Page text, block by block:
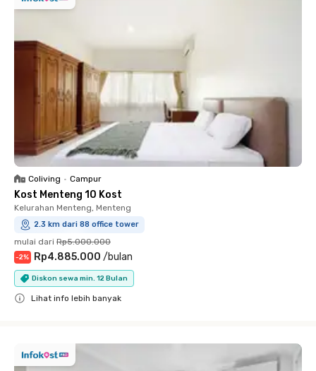
Coliving • Campur
Kost Menteng 10 Kost
Kelurahan Menteng, Menteng
2.3 km dari 88 office tower
mulai dari Rp5.000.000
-2% Rp4.885.000 /bulan
Diskon sewa min. 12 Bulan
Lihat info lebih banyak